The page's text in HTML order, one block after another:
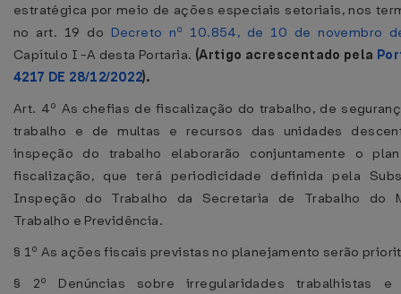
estratégica por meio de ações especiais setoriais, nos
no art. 19 do Decreto nº 10.854, de 10 de novembro
Capítulo I -A desta Portaria. (Artigo acrescentado pela
4217 DE 28/12/2022).
Art. 4º As chefias de fiscalização do trabalho, de
trabalho e de multas e recursos das unidades
inspeção do trabalho elaborarão conjuntamente o
fiscalização, que terá periodicidade definida pela
Inspeção do Trabalho da Secretaria de Trabalho do
Trabalho e Previdência.
§ 1º As ações fiscais previstas no planejamento serão
§ 2º Denúncias sobre irregularidades trabalhistas